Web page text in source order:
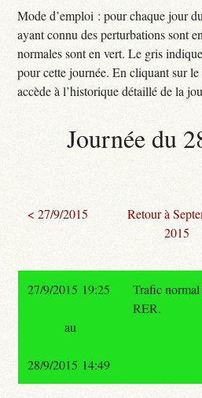
Mode d’emploi : pour chaque jour
ayant connu des perturbations sont
normales sont en vert. Le gris
pour cette journée. En cliquant sur
accède à l’historique détaillé de la
Journée du
< 27/9/2015
Retour à
2015
27/9/2015 19:25
Trafic normal
RER.
au
28/9/2015 14:49